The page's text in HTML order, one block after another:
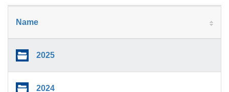
Name
2025
2024